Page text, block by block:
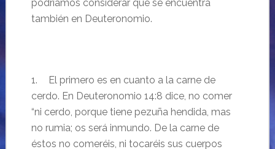
podríamos considerar que se encuentra
también en Deuteronomio.
1.
El primero es en cuanto a la carne de
cerdo. En Deuteronomio 14:8 dice, no comer
“ni cerdo, porque tiene pezuña hendida, mas
no rumia; os será inmundo. De la carne de
éstos no comeréis, ni tocaréis sus cuerpos